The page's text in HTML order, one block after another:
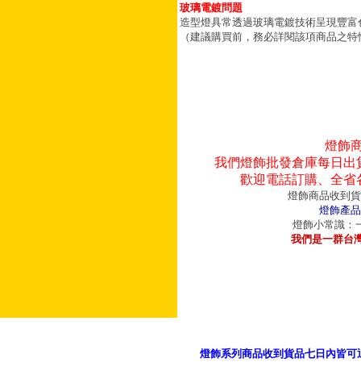
玻璃電鍍問題
造型燈具常透過玻璃電鍍技術呈現豐
（建議購買前，務必詳閱該項商品之
燈飾
我們燈飾批發倉庫每日
歡迎電話訂購、全
燈飾商品收到
燈飾產
燈飾小常識：
我們是一群台
燈飾系列商品收到貨品七日內皆